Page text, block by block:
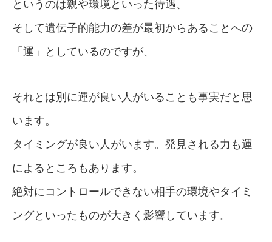
というのは親や環境といった待遇、
そして遺伝子的能力の差が最初からあることへの
「運」としているのですが、
それとは別に運が良い人がいることも事実だと思
います。
タイミングが良い人がいます。発見される力も運
によるところもあります。
絶対にコントロールできない相手の環境やタイミ
ングといったものが大きく影響しています。